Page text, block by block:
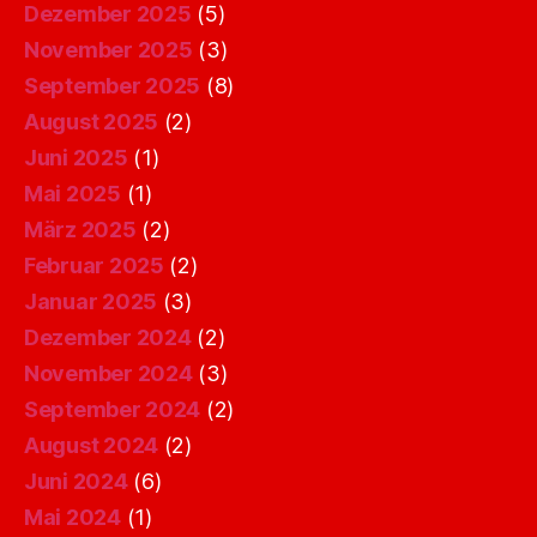
Dezember 2025 (5)
November 2025 (3)
September 2025 (8)
August 2025 (2)
Juni 2025 (1)
Mai 2025 (1)
März 2025 (2)
Februar 2025 (2)
Januar 2025 (3)
Dezember 2024(2)
November 2024(3)
September 2024 (2)
August 2024 (2)
Juni 2024(6)
Mai 2024(1)